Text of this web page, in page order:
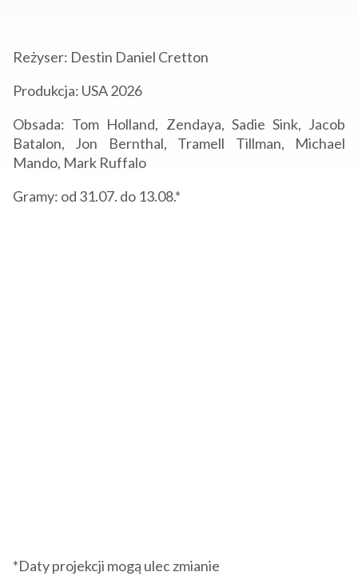
Reżyser: Destin Daniel Cretton
Produkcja: USA 2026
Obsada: Tom Holland, Zendaya, Sadie Sink, Jacob
Batalon, Jon Bernthal, Tramell Tillman, Michael
Mando, Mark Ruffalo
Gramy: od 31.07. do 13.08.*
*Daty projekcji mogą ulec zmianie